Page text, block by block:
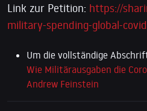
Link zur Petition: https://
military-spending-global-
Um die vollständige
Wie Militärausgaben die
Andrew Feinstein